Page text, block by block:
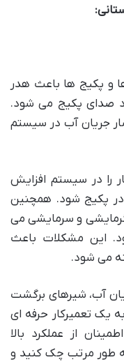
و پکیج ها باعث هدر
صدای پکیج می شود.
جریان آب در سیستم
را در سیستم افزایش
در پکیج شود. همچنین
و سرمایشی می
این مشکلات باعث
می شود.
آب، شیرهای برگشت
به یک تعمیرکار حرفه ای
از عملکرد بالا
طور مرتب چک کنید و